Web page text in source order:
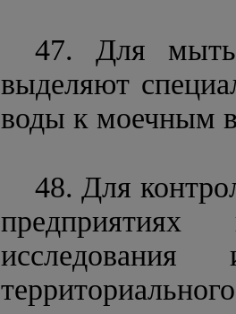
47. Для
выделяют
воды к моечным
48. Для
предприятиях